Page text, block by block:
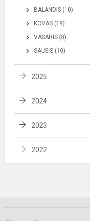
BALANDIS (10)
KOVAS (19)
VASARIS (8)
SAUSIS (10)
2025
2024
2023
2022